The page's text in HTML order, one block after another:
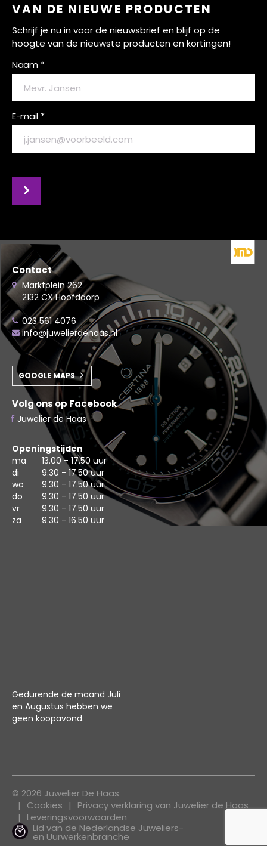
VAN DE NIEUWE PRODUCTEN
Schrijf je nu in voor de nieuwsbrief en blijf op de
hoogte van de nieuwste producten en kortingen!
Naam *
E-mail *
Contact
Marktplein 262
2132 CX Hoofddorp
023 561 4076
info@juwelierdehaas.nl
GOOGLE MAPS
Volg ons op Facebook
Juwelier de Haas
Openingstijden
ma
13.00 - 17.50 uur
di
9.30 - 17.50 uur
wo
9.30 - 17.50 uur
do
9.30 - 17.50 uur
vr
9.30 - 17.50 uur
za
9.30 - 16.50 uur
Gedurende de maand Juli
en Augustus hebben we
geen koopavond.
© 2026 Juwelier De Haas
Cookies
Privacy verklaring van Juwelier de Haas
Leveringsvoorwaarden
Lid van de Nederlandse Juweliers-
en Uurwerkenbranche